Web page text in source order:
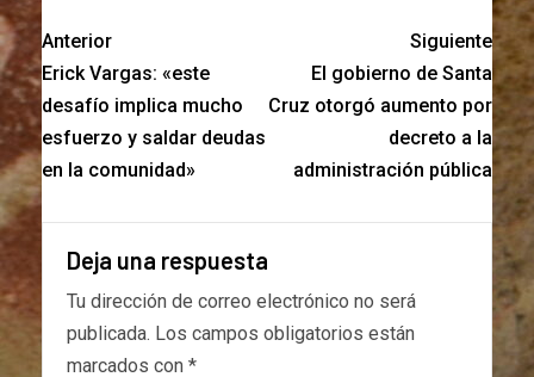
Anterior
Erick Vargas: «este
desafío implica mucho
esfuerzo y saldar deudas
en la comunidad»
Siguiente
El gobierno de Santa
Cruz otorgó aumento por
decreto a la
administración pública
Deja una respuesta
Tu dirección de correo electrónico no será
publicada. Los campos obligatorios están
marcados con *